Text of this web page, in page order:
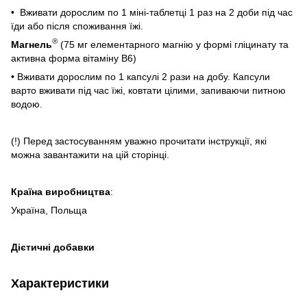
• Вживати дорослим по 1 міні-таблетці 1 раз на 2 доби під час
їди або після споживання їжі.
Магнель® (75 мг елементарного магнію у формі гліцинату та
активна форма вітаміну В6)
• Вживати дорослим по 1 капсулі 2 рази на добу. Капсули
варто вживати під час їжі, ковтати цілими, запиваючи питною
водою.
(!) Перед застосуванням уважно прочитати інструкції, які
можна завантажити на цій сторінці.
Країна виробництва:
Україна, Польща
Дієтичні добавки
Характеристики